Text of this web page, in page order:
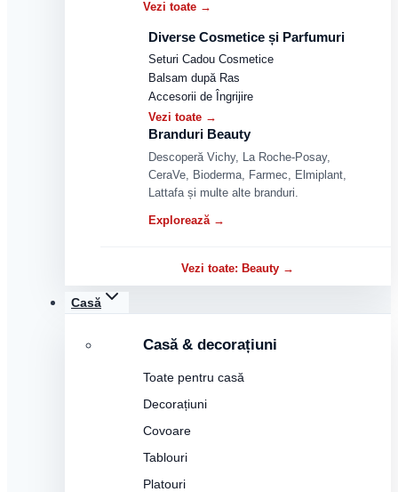
Vezi toate →
Diverse Cosmetice și Parfumuri
Seturi Cadou Cosmetice
Balsam după Ras
Accesorii de Îngrijire
Vezi toate →
Branduri Beauty
Descoperă Vichy, La Roche-Posay,
CeraVe, Bioderma, Farmec, Elmiplant,
Lattafa și multe alte branduri.
Explorează →
Vezi toate: Beauty →
Casă
Casă & decorațiuni
Toate pentru casă
Decorațiuni
Covoare
Tablouri
Platouri